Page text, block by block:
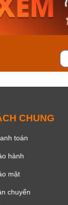
CHUNG
toán
hành
mật
chuyển